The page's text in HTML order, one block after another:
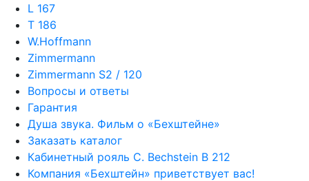
L 167
T 186
W.Hoffmann
Zimmermann
Zimmermann S2 / 120
Вопросы и ответы
Гарантия
Душа звука. Фильм о «Бехштейне»
Заказать каталог
Кабинетный рояль C. Bechstein B 212
Компания «Бехштейн» приветствует вас!